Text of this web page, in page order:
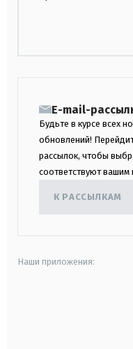
E-mail-
Будьте в курсе всех
обновлений!
рассылок, чтобы
соответствуют вашим
К РАССЫЛКАМ
Наши приложения: